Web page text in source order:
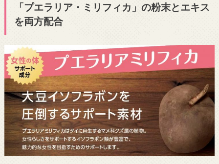
「プエラリア・ミリフィカ」の粉末とエキス
を両方配合